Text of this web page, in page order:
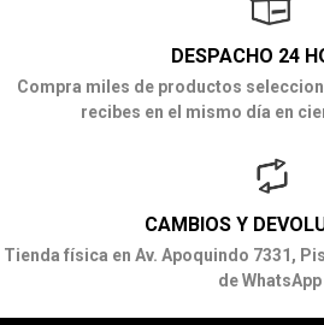
DESPACHO 24
Compra miles de productos
recibes en el mismo día en
CAMBIOS Y
Tienda física en Av. Apoquindo 7331,
de WhatsApp